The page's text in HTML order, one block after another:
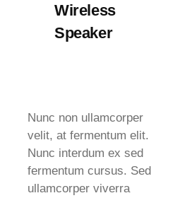
Wireless
Speaker
Nunc non ullamcorper
velit, at fermentum elit.
Nunc interdum ex sed
fermentum cursus. Sed
ullamcorper viverra